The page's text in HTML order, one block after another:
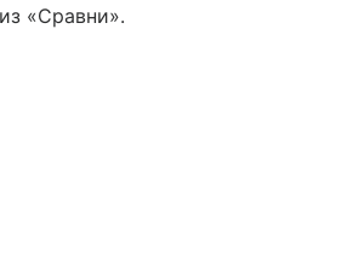
«Сравни».